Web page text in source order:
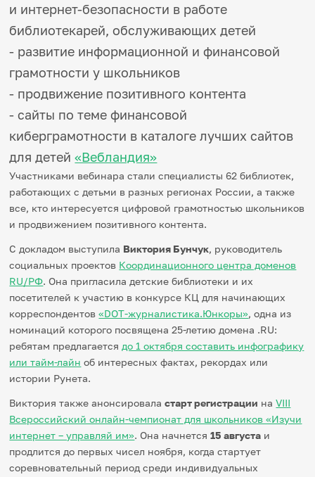
Игра «Знания»
Знания в тестах
Викторина
Настолка
Памятки
Комиксы
Стихи
Педагогам
Школа наставников
IT-урок
Методика
Секреты кода
English
Регистрация Вход
и интернет-безопасности в работе
библиотекарей, обслуживающих детей
- развитие информационной и финансовой
грамотности у школьников
- продвижение позитивного контента
- сайты по теме финансовой
киберграмотности в каталоге лучших сайтов
для детей«Вебландия»
Участниками вебинара стали специалисты 62 библиотек,
работающих с детьми в разных регионах России, а также
все, кто интересуется цифровой грамотностью школьников
и продвижением позитивного контента.
С докладом выступила Виктория Бунчук, руководитель
социальных проектов Координационного центра доменов
RU/РФ. Она пригласила детские библиотеки и их
посетителей к участию в конкурсе КЦ для начинающих
корреспондентов«DOT-журналистика.Юнкоры», одна из
номинаций которого посвящена 25-летию домена .RU:
ребятам предлагается до 1 октября составить инфографику
или тайм-лайн об интересных фактах, рекордах или
истории Рунета.
Виктория также анонсироваластарт регистрации наVIII
Всероссийский онлайн-чемпионат для школьников «Изучи
интернет – управляй им». Она начнется15 августа и
продлится до первых чисел ноября, когда стартует
соревновательный период среди индивидуальных